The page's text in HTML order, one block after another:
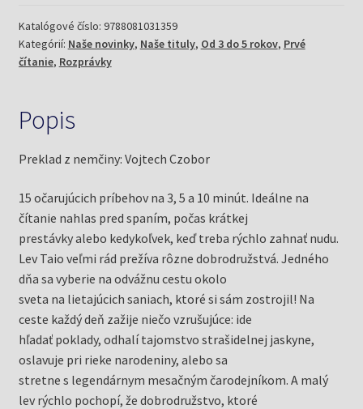
leva
(Katharina
E.Volk)
Katalógové číslo: 9788081031359
Kategórií: Naše novinky, Naše tituly, Od 3 do 5 rokov, Prvé
čítanie, Rozprávky
Popis
Preklad z nemčiny: Vojtech Czobor
15 očarujúcich príbehov na 3, 5 a 10 minút. Ideálne na
čítanie nahlas pred spaním, počas krátkej
prestávky alebo kedykoľvek, keď treba rýchlo zahnať nudu.
Lev Taio veľmi rád prežíva rôzne dobrodružstvá. Jedného
dňa sa vyberie na odvážnu cestu okolo
sveta na lietajúcich saniach, ktoré si sám zostrojil! Na
ceste každý deň zažije niečo vzrušujúce: ide
hľadať poklady, odhalí tajomstvo strašidelnej jaskyne,
oslavuje pri rieke narodeniny, alebo sa
stretne s legendárnym mesačným čarodejníkom. A malý
lev rýchlo pochopí, že dobrodružstvo, ktoré